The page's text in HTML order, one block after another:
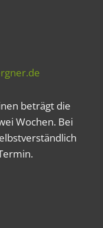
beträgt die
Wochen. Bei